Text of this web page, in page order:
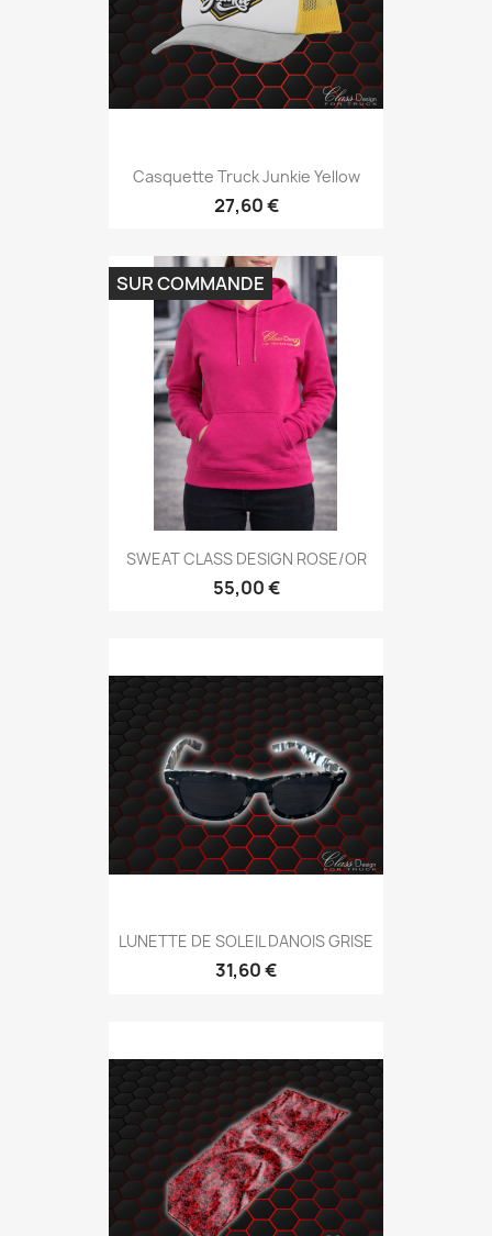
Casquette Truck Junkie Yellow
27,60 €
SWEAT CLASS DESIGN ROSE/OR
55,00 €
SUR COMMANDE
LUNETTE DE SOLEIL DANOIS GRISE
31,60 €